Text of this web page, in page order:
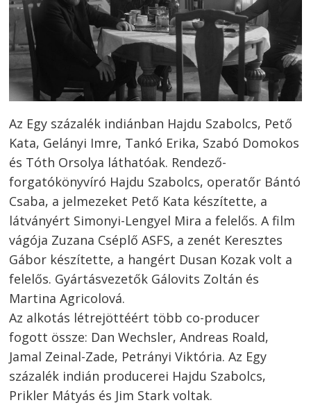
Az Egy százalék indiánban Hajdu Szabolcs, Pető
Kata, Gelányi Imre, Tankó Erika, Szabó Domokos
és Tóth Orsolya láthatóak. Rendező-
forgatókönyvíró Hajdu Szabolcs, operatőr Bántó
Csaba, a jelmezeket Pető Kata készítette, a
látványért Simonyi-Lengyel Mira a felelős. A film
vágója Zuzana Cséplő ASFS, a zenét Keresztes
Gábor készítette, a hangért Dusan Kozak volt a
felelős. Gyártásvezetők Gálovits Zoltán és
Martina Agricolová.
Az alkotás létrejöttéért több co-producer
fogott össze: Dan Wechsler, Andreas Roald,
Jamal Zeinal-Zade, Petrányi Viktória. Az Egy
százalék indián producerei Hajdu Szabolcs,
Prikler Mátyás és Jim Stark voltak.
Bejegyzés
navigáció